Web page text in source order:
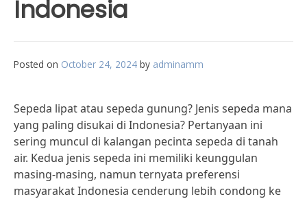
Indonesia
Posted on October 24, 2024 by adminamm
Sepeda lipat atau sepeda gunung? Jenis sepeda mana
yang paling disukai di Indonesia? Pertanyaan ini
sering muncul di kalangan pecinta sepeda di tanah
air. Kedua jenis sepeda ini memiliki keunggulan
masing-masing, namun ternyata preferensi
masyarakat Indonesia cenderung lebih condong ke